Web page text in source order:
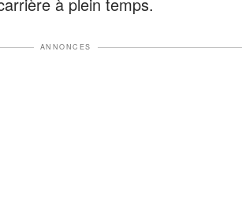
à plein temps.
ANNONCES